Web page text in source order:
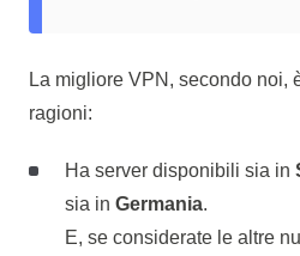
La migliore VPN, secondo noi,
ragioni:
Ha server disponibili sia in
sia in Germania.
E, se considerate le altre